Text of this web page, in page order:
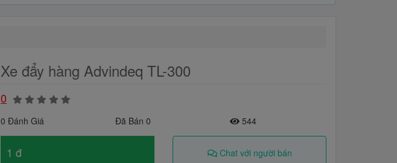
Xe đẩy hàng Advindeq TL-300
0
0 Đánh Giá Đã Bán 0 544
1 đ Chat với người bán